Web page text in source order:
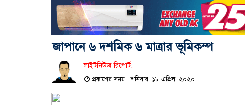
জাপানে ৬ দশমিক ৬ মাত্রার ভূমিকম্প
লাইটনিউজ রিপোর্ট:
প্রকাশের সময় : শনিবার, ১৮ এপ্রিল, ২০২০